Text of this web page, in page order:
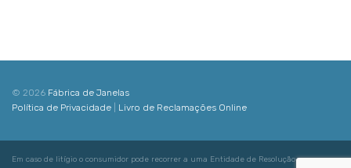
© 2026 Fábrica de Janelas
Política de Privacidade
Livro de Reclamações Online
Em caso de litígio o consumidor pode recorrer a uma Entidade de Resolução